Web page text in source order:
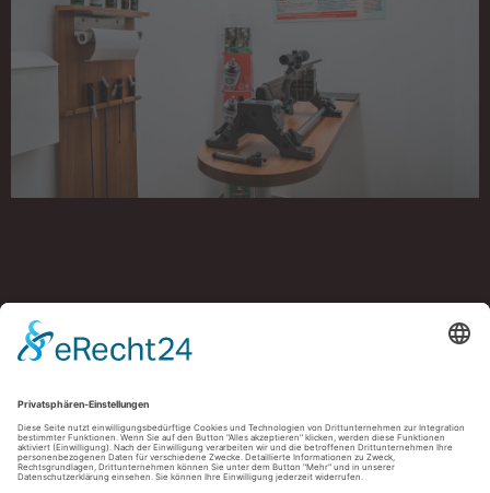
Müller Schießzentrum Ulm, Albstraße 78, 89081 Ulm